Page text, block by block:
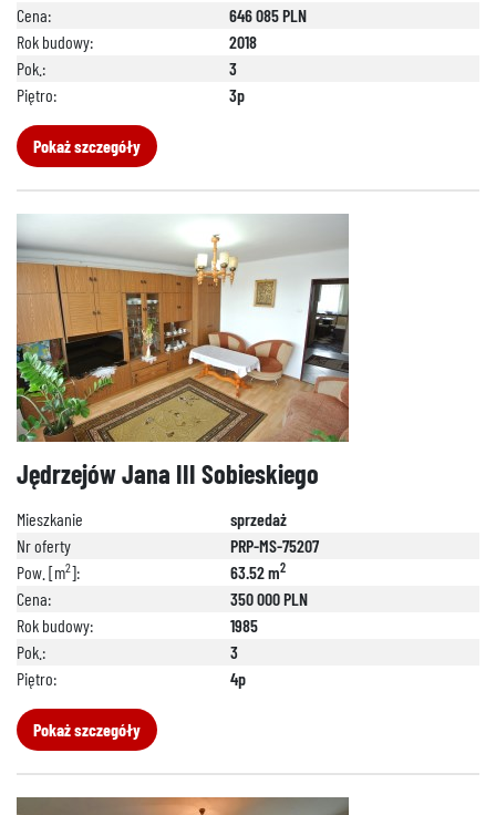
Cena:
646 085 PLN
Rok budowy:
2018
Pok.:
3
Piętro:
3p
Pokaż szczegóły
Jędrzejów Jana III Sobieskiego
Mieszkanie
sprzedaż
Nr oferty
PRP-MS-75207
Pow. [m2]: 63.52 m2
Cena:
350 000 PLN
Rok budowy:
1985
Pok.:
3
Piętro:
4p
Pokaż szczegóły